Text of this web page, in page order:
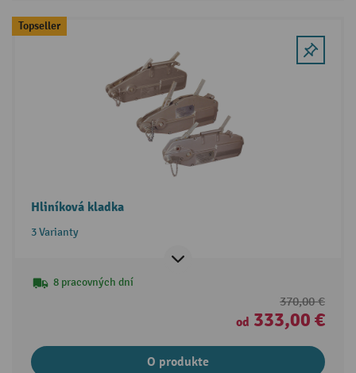
Topseller
Hliníková kladka
3 Varianty
8 pracovných dní
370,00 €
od 333,00 €
O produkte